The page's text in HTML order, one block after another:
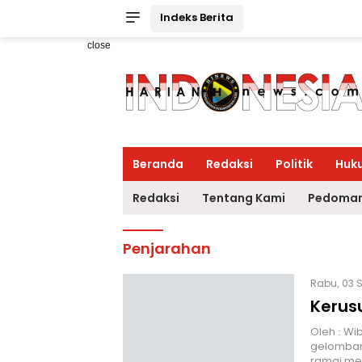
Indeks Berita
close
Beranda Redaksi Politik
Redaksi Tentang Kami
Penjarahan
Rabu, 03
Oleh :